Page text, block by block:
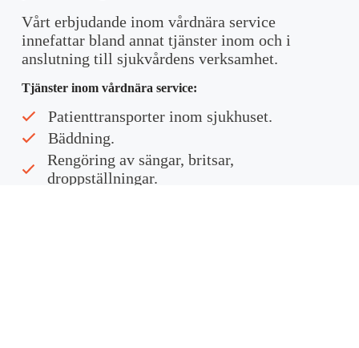
Vårt erbjudande inom vårdnära service
innefattar bland annat tjänster inom och i
anslutning till sjukvårdens verksamhet.
Tjänster inom vårdnära service:
Patienttransporter inom sjukhuset.
Bäddning.
Rengöring av sängar, britsar,
droppställningar.